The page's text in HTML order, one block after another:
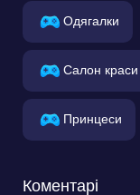
Одягалки
Салон краси
Принцеси
Коментарі